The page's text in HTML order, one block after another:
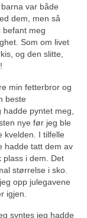
var både
dem, men så
befant meg
Som om livet
og den slitte,
min fetterbror og
beste
pyntet meg,
nye før jeg ble
kvelden. I tilfelle
hadde tatt dem av
plass i dem. Det
størrelse i sko.
opp julegavene
igjen.
syntes jeg hadde